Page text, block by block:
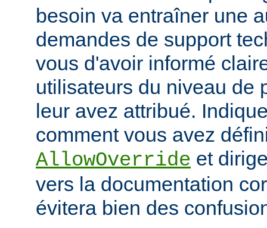
besoin va entraîner une
demandes de support
vous d'avoir informé
utilisateurs du niveau de
leur avez attribué.
comment vous avez
AllowOverride et
vers la documentation
évitera bien des